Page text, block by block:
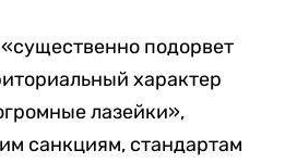
подорвет
характер
лазейки»,
санкциям, стандартам